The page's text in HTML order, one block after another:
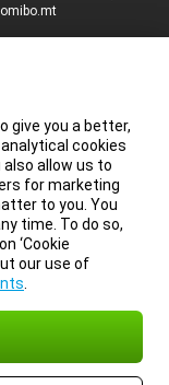
give you a better,
cookies
also allow us to
for marketing
to you. You
time. To do so,
‘Cookie
our use of